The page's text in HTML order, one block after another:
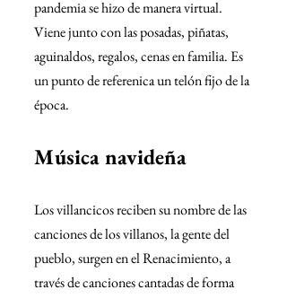
pandemia se hizo de manera virtual.
Viene junto con las posadas, piñatas,
aguinaldos, regalos, cenas en familia. Es
un punto de referenica un telón fijo de la
época.
Música navideña
Los villancicos reciben su nombre de las
canciones de los villanos, la gente del
pueblo, surgen en el Renacimiento, a
través de canciones cantadas de forma